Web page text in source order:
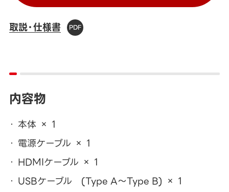
取説・仕様書
内容物
本体 × 1
電源ケーブル × 1
HDMIケーブル × 1
USBケーブル (Type A～Type B) × 1